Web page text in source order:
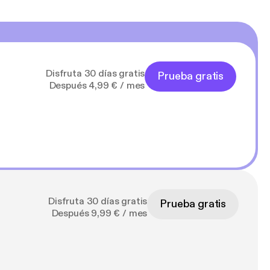
Disfruta 30 días gratis
Después 4,99 € / mes
Prueba gratis
Disfruta 30 días gratis
Después 9,99 € / mes
Prueba gratis